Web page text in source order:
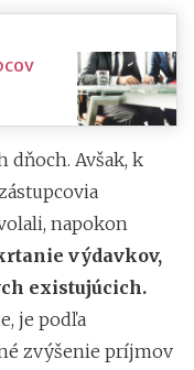
dňoch. Avšak, k
napokon
výdavkov,
existujúcich.
je podľa
zvýšenie príjmov